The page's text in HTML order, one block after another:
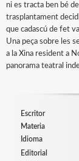
ni es tracta ben bé
trasplantament
que cadascú de fet
Una peça sobre les
a la Xina resident a
panorama teatral
Escritor
Materia
Idioma
Editorial